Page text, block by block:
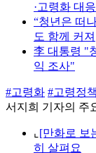
·고령화 대응
“청년은 떠
도 함께 커져
李 대통령 "
익 조사"
#고령화 #고령정책
서지희 기자의 주
⌞ [만화로 보
히 살펴요